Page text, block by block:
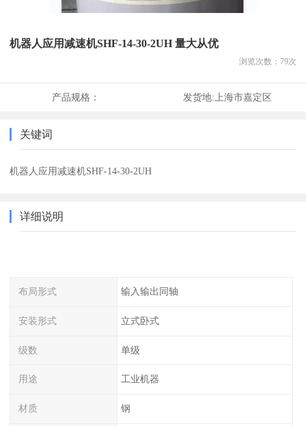
机器人应用减速机SHF-14-30-2UH 量大从优
浏览次数： 79次
产品规格： 发货地: 上海市嘉定区
关键词
机器人应用减速机SHF-14-30-2UH
详细说明
布局形式 输入输出同轴
安装形式 立式卧式
级数 单级
用途 工业机器
材质 钢